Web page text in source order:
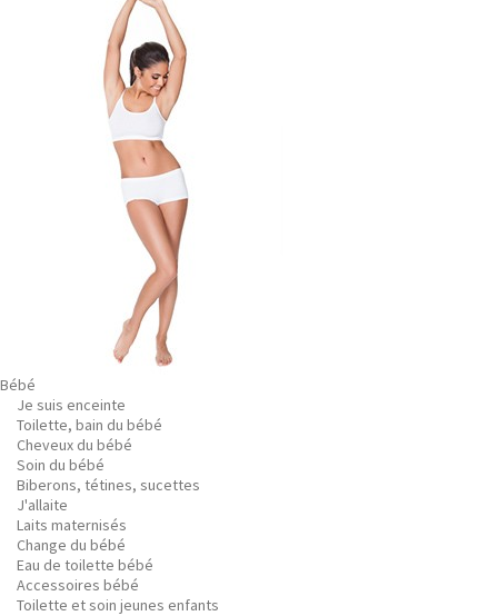
Bébé
Je suis enceinte
Toilette, bain du bébé
Cheveux du bébé
Soin du bébé
Biberons, tétines, sucettes
J'allaite
Laits maternisés
Change du bébé
Eau de toilette bébé
Accessoires bébé
Toilette et soin jeunes enfants